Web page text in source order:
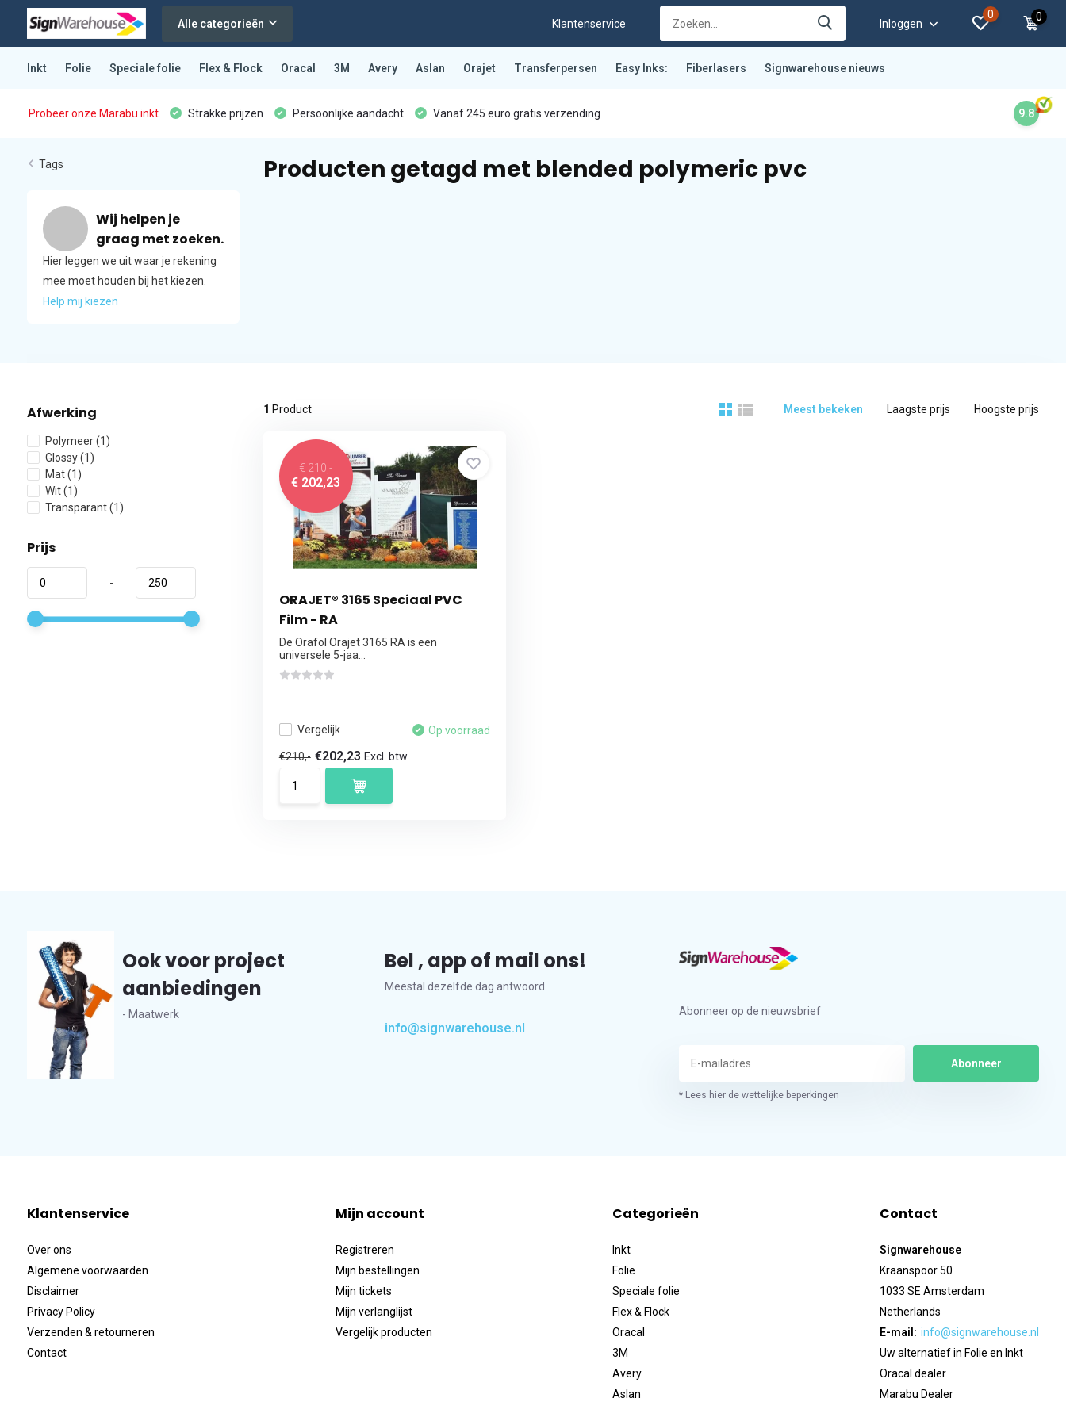
Alle categorieën Klantenservice Inloggen
0 0
Inkt Folie Speciale folie Flex & Flock Oracal 3M Avery Aslan Orajet Transferpersen Easy Inks: Fiberlasers Signwarehouse nieuws
Probeer onze Marabu inkt Strakke prijzen Persoonlijke aandacht Vanaf 245 euro gratis verzending 9.8
Tags
Wij helpen je
graag met zoeken.
Hier leggen we uit waar je rekening
mee moet houden bij het kiezen.
Help mij kiezen
Producten getagd met blended polymeric pvc
Afwerking
Polymeer(1)
Glossy(1)
Mat(1)
Wit(1)
Transparant(1)
Prijs
-
1 Product Meest bekeken Laagste prijs Hoogste prijs
€ 210,-
€ 202,23
ORAJET® 3165 Speciaal PVC
Film - RA
De Orafol Orajet 3165 RA is een
universele 5-jaa...
Vergelijk Op voorraad
€210,- €202,23 Excl. btw
Ook voor project
aanbiedingen
- Maatwerk
Bel , app of mail ons!
Meestal dezelfde dag antwoord
info@signwarehouse.nl
Abonneer op de nieuwsbrief
Abonneer
* Lees hier de wettelijke beperkingen
Klantenservice
Over ons
Algemene voorwaarden
Disclaimer
Privacy Policy
Verzenden & retourneren
Contact
Mijn account
Registreren
Mijn bestellingen
Mijn tickets
Mijn verlanglijst
Vergelijk producten
Categorieën
Inkt
Folie
Speciale folie
Flex & Flock
Oracal
3M
Avery
Aslan
Contact
Signwarehouse
Kraanspoor 50
1033 SE Amsterdam
Netherlands
E-mail: info@signwarehouse.nl
Uw alternatief in Folie en Inkt
Oracal dealer
Marabu Dealer